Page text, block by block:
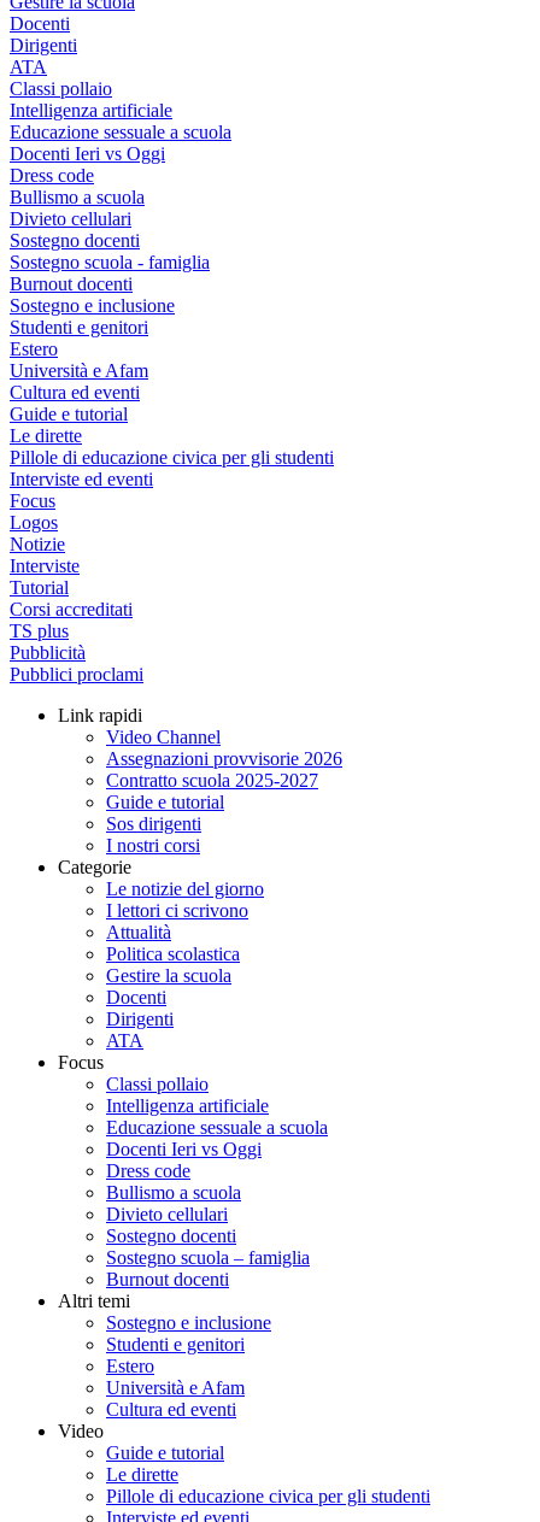
Docenti
Dirigenti
ATA
Classi pollaio
Intelligenza artificiale
Educazione sessuale a scuola
Docenti Ieri vs Oggi
Dress code
Bullismo a scuola
Divieto cellulari
Sostegno docenti
Sostegno scuola - famiglia
Burnout docenti
Sostegno e inclusione
Studenti e genitori
Estero
Università e Afam
Cultura ed eventi
Guide e tutorial
Le dirette
Pillole di educazione civica per gli studenti
Interviste ed eventi
Focus
Logos
Notizie
Interviste
Tutorial
Corsi accreditati
TS plus
Pubblicità
Pubblici proclami
Link rapidi
Video Channel
Assegnazioni provvisorie 2026
Contratto scuola 2025-2027
Guide e tutorial
Sos dirigenti
I nostri corsi
Categorie
Le notizie del giorno
I lettori ci scrivono
Attualità
Politica scolastica
Gestire la scuola
Docenti
Dirigenti
ATA
Focus
Classi pollaio
Intelligenza artificiale
Educazione sessuale a scuola
Docenti Ieri vs Oggi
Dress code
Bullismo a scuola
Divieto cellulari
Sostegno docenti
Sostegno scuola – famiglia
Burnout docenti
Altri temi
Sostegno e inclusione
Studenti e genitori
Estero
Università e Afam
Cultura ed eventi
Video
Guide e tutorial
Le dirette
Pillole di educazione civica per gli studenti
Interviste ed eventi